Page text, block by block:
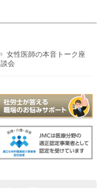
女性医師の本音トーク座
談会